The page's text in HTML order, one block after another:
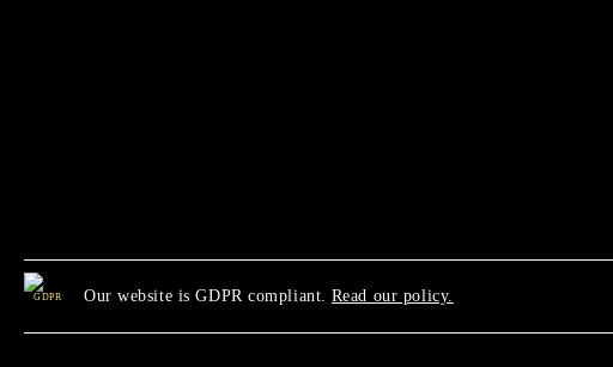
GDPR Our website is GDPR compliant. Read our policy.